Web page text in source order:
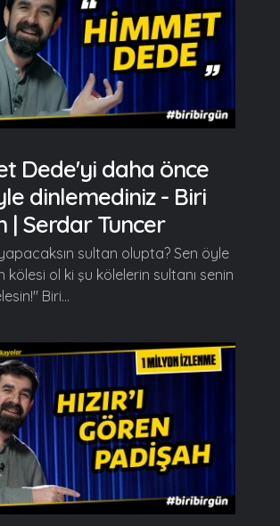
Dede'yi daha önce
dinlemediniz - Biri
| Serdar Tuncer
sultan olupta? Sen öyle
kölesi ol ki şu kölelerin sultanı senin
Biri...